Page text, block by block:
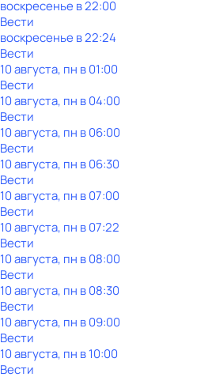
воскресенье в22:00
Вести
воскресенье в22:24
Вести
10 августа, пн в 01:00
Вести
10 августа, пн в 04:00
Вести
10 августа, пн в 06:00
Вести
10 августа, пн в 06:30
Вести
10 августа, пн в 07:00
Вести
10 августа, пн в 07:22
Вести
10 августа, пн в 08:00
Вести
10 августа, пн в 08:30
Вести
10 августа, пн в 09:00
Вести
10 августа, пн в 10:00
Вести